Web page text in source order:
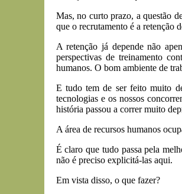
Mas, no curto prazo, a questão
que o recrutamento é a retenção
A retenção já depende não
perspectivas de treinamento
humanos. O bom ambiente de
E tudo tem de ser feito muito
tecnologias e os nossos
história passou a correr muito
A área de recursos humanos
É claro que tudo passa pela
não é preciso explicitá-las aqui.
Em vista disso, o que fazer?